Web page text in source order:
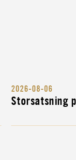
FÖR MILITÄRA
2026-08-06
Storsatsning